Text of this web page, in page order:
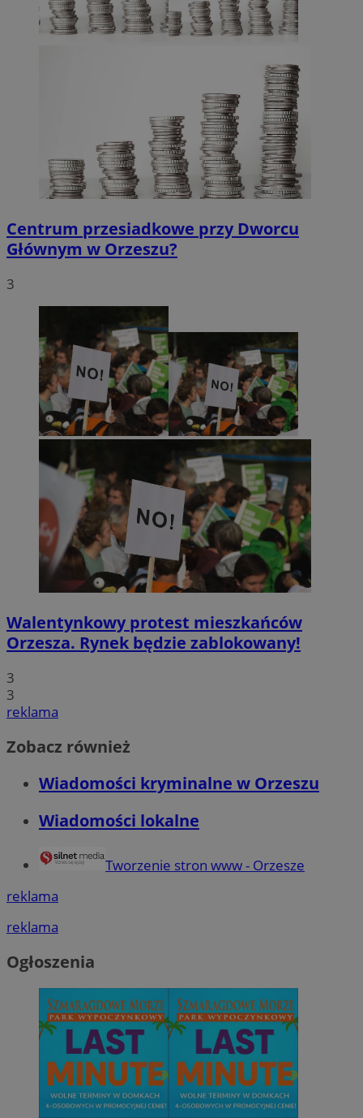
Centrum przesiadkowe przy Dworcu
Głównym w Orzeszu?
3
Walentynkowy protest mieszkańców
Orzesza. Rynek będzie zablokowany!
3
3
reklama
Zobacz również
Wiadomości kryminalne w Orzeszu
Wiadomości lokalne
Tworzenie stron www - Orzesze
reklama
reklama
Ogłoszenia